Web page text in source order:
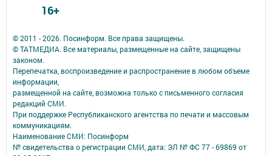
© 2011 - 2026. Посинформ. Все права защищены.
© ТАТМЕДИА. Все материалы, размещенные на сайте, защищены
законом.
Перепечатка, воспроизведение и распространение в любом объеме
информации,
размещенной на сайте, возможна только с письменного согласия
редакций СМИ.
При поддержке Республиканского агентства по печати и массовым
коммуникациям.
Наименование СМИ: Посинформ
№ свидетельства о регистрации СМИ, дата: ЭЛ № ФС 77 - 69869 от
16+